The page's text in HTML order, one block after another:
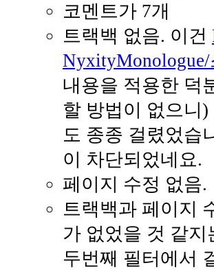
코멘트가 7개
트랙백 없음. 이건
내용을 적용한 덕
할 방법이 없으니
도 종종 걸렸었습
이 차단되었네요.
페이지 수정 없음.
트랙백과 페이지
가 없었을 것 같
두번째 필터에서